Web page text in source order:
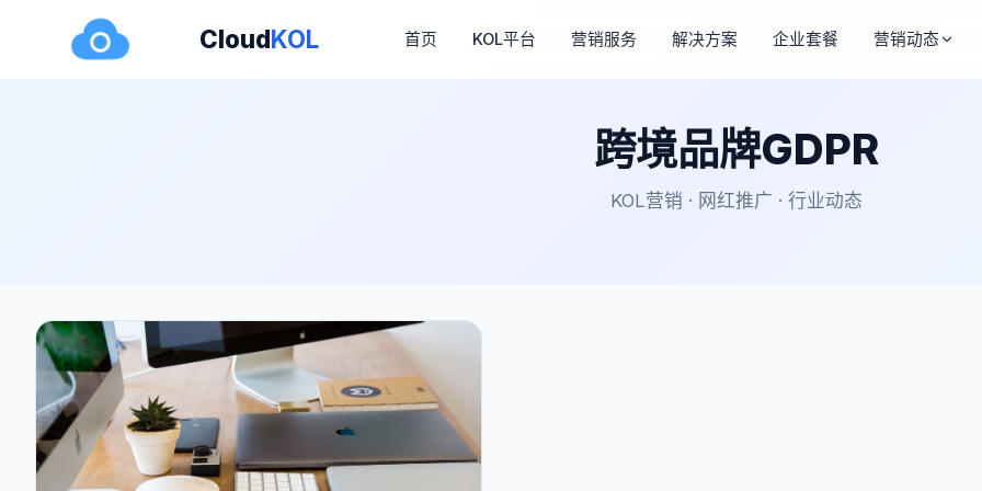
CloudKOL 首页 KOL平台 营销服务 解决方案 企业套餐 营销动态
跨境品牌GDPR
KOL营销 · 网红推广 · 行业动态